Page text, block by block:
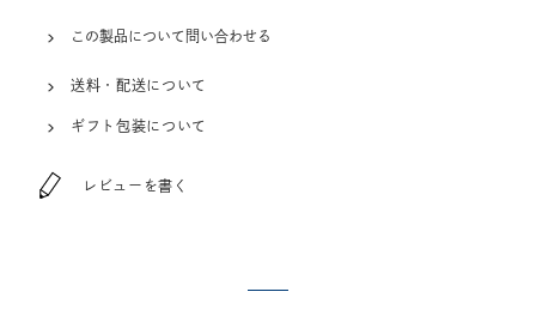
この製品について問い合わせる
送料・配送について
ギフト包装について
レビューを書く